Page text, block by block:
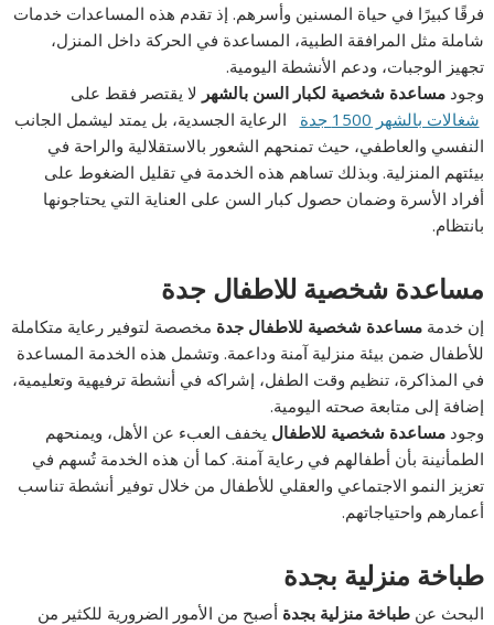
فرقًا كبيرًا في حياة المسنين وأسرهم. إذ تقدم هذه المساعدات خدمات
شاملة مثل المرافقة الطبية، المساعدة في الحركة داخل المنزل،
تجهيز الوجبات، ودعم الأنشطة اليومية.
وجودمساعدة شخصية لكبار السن بالشهر لا يقتصر فقط على
شغالات بالشهر 1500 جدة
الرعاية الجسدية، بل يمتد ليشمل الجانب
النفسي والعاطفي، حيث تمنحهم الشعور بالاستقلالية والراحة في
بيئتهم المنزلية. وبذلك تساهم هذه الخدمة في تقليل الضغوط على
أفراد الأسرة وضمان حصول كبار السن على العناية التي يحتاجونها
بانتظام.
مساعدة شخصية للاطفال جدة
إن خدمةمساعدة شخصية للاطفال جدة مخصصة لتوفير رعاية متكاملة
للأطفال ضمن بيئة منزلية آمنة وداعمة. وتشمل هذه الخدمة المساعدة
في المذاكرة، تنظيم وقت الطفل، إشراكه في أنشطة ترفيهية وتعليمية،
إضافة إلى متابعة صحته اليومية.
وجودمساعدة شخصية للاطفال يخفف العبء عن الأهل، ويمنحهم
الطمأنينة بأن أطفالهم في رعاية آمنة. كما أن هذه الخدمة تُسهم في
تعزيز النمو الاجتماعي والعقلي للأطفال من خلال توفير أنشطة تناسب
أعمارهم واحتياجاتهم.
طباخة منزلية بجدة
البحث عنطباخة منزلية بجدة أصبح من الأمور الضرورية للكثير من